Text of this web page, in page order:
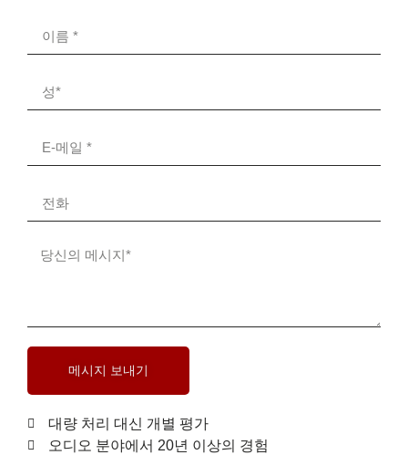
메시지 보내기
대량 처리 대신 개별 평가
오디오 분야에서 20년 이상의 경험